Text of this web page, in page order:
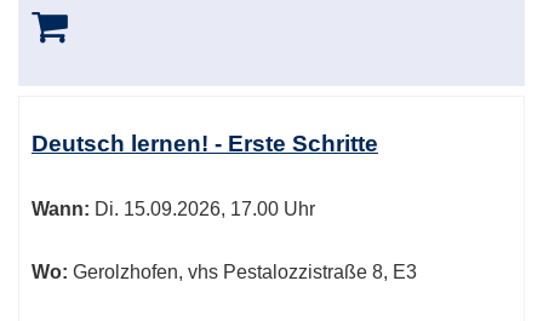
Deutsch lernen! - Erste Schritte
Wann: Di. 15.09.2026, 17.00 Uhr
Wo: Gerolzhofen, vhs Pestalozzistraße 8, E3